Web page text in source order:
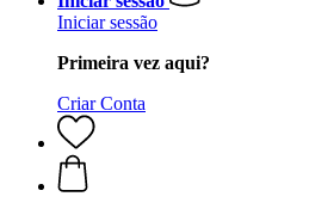
Iniciar sessão
Primeira vez aqui?
Criar Conta